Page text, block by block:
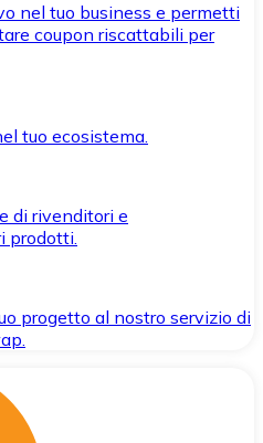
nel tuo business e permetti
coupon riscattabili per
tuo ecosistema.
di rivenditori e
prodotti.
progetto al nostro servizio di